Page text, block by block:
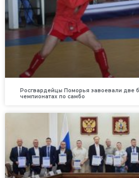
Росгвардейцы Поморья завоевали две
чемпионатах по самбо